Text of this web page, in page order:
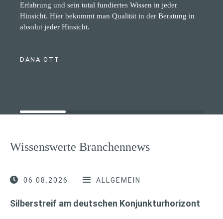
Erfahrung und sein total fundiertes Wissen in jeder
Hinsicht. Hier bekommt man Qualität in der Beratung in
absolut jeder Hinsicht.
DANA OTT
Wissenswerte Branchennews
06.08.2026 ALLGEMEIN
Silberstreif am deutschen Konjunkturhorizont